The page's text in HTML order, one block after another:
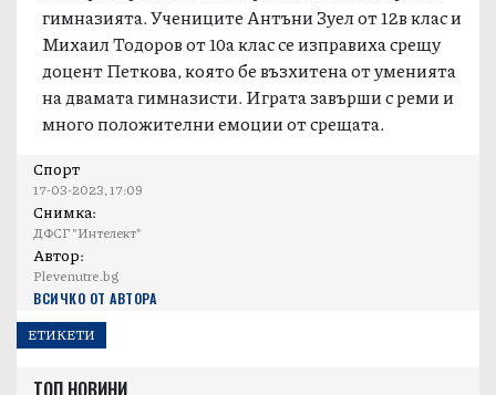
Спорт
17-03-2023, 17:09
Снимка:
ДФСГ "Интелект"
Автор:
ВСИЧКО ОТ АВТОРА
Интерес предизвика и играта на шах в двора на
гимназията. Учениците Антъни Зуел от 12в клас и
Михаил Тодоров от 10а клас се изправиха срещу
доцент Петкова, която бе възхитена от уменията
на двамата гимназисти. Играта завърши с реми и
много положителни емоции от срещата.